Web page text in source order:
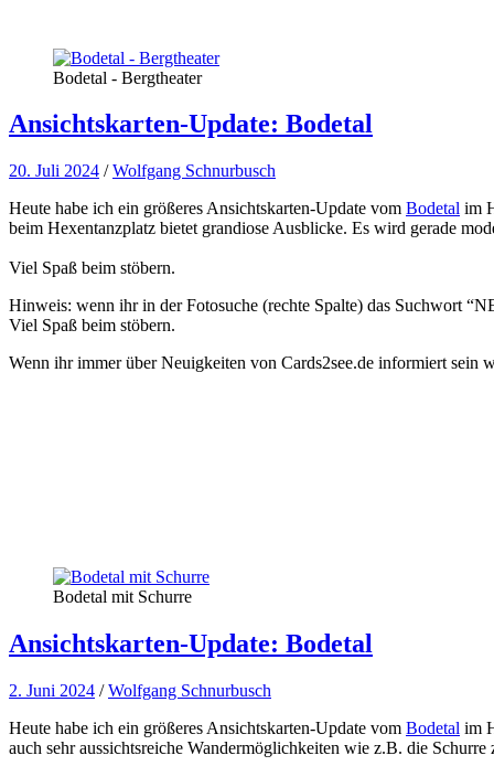
Bodetal - Bergtheater
Ansichtskarten-Update: Bodetal
20. Juli 2024 /Wolfgang Schnurbusch
Heute habe ich ein größeres Ansichtskarten-Update vom Bodetal im
beim Hexentanzplatz bietet grandiose Ausblicke. Es wird gerade
Viel Spaß beim stöbern.
Hinweis: wenn ihr in der Fotosuche (rechte Spalte) das Suchwort
Viel Spaß beim stöbern.
Wenn ihr immer über Neuigkeiten von Cards2see.de informiert sein
Bodetal mit Schurre
Ansichtskarten-Update: Bodetal
2. Juni 2024 /Wolfgang Schnurbusch
Heute habe ich ein größeres Ansichtskarten-Update vom Bodetal im
auch sehr aussichtsreiche Wandermöglichkeiten wie z.B. die